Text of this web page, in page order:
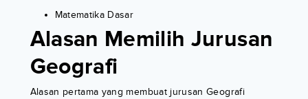
Matematika Dasar
Alasan Memilih Jurusan
Geografi
Alasan pertama yang membuat jurusan Geografi